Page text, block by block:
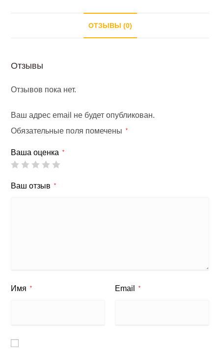
синий
ОТЗЫВЫ (0)
Отзывы
Отзывов пока нет.
Ваш адрес email не будет опубликован.
Обязательные поля помечены
*
Ваша оценка *
Ваш отзыв *
Имя * Email *